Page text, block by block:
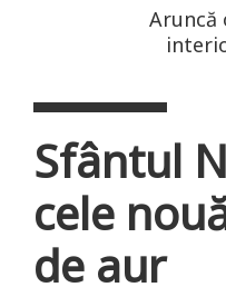
Aruncă
Sfântul
cele
de aur